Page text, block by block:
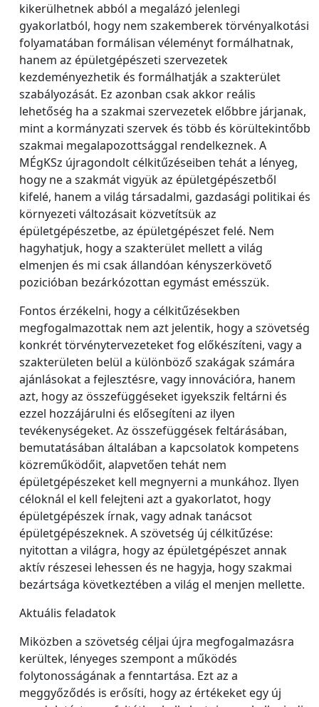
kikerülhetnek abból a megalázó jelenlegi
gyakorlatból, hogy nem szakemberek törvényalkotási
folyamatában formálisan véleményt formálhatnak,
hanem az épületgépészeti szervezetek
kezdeményezhetik és formálhatják a szakterület
szabályozását. Ez azonban csak akkor reális
lehetőség ha a szakmai szervezetek előbbre járjanak,
mint a kormányzati szervek és több és körültekintőbb
szakmai megalapozottsággal rendelkeznek. A
MÉgKSz újragondolt célkitűzéseiben tehát a lényeg,
hogy ne a szakmát vigyük az épületgépészetből
kifelé, hanem a világ társadalmi, gazdasági politikai és
környezeti változásait közvetítsük az
épületgépészetbe, az épületgépészet felé. Nem
hagyhatjuk, hogy a szakterület mellett a világ
elmenjen és mi csak állandóan kényszerkövető
pozicióban bezárkózottan egymást emésszük.
Fontos érzékelni, hogy a célkitűzésekben
megfogalmazottak nem azt jelentik, hogy a szövetség
konkrét törvénytervezeteket fog előkészíteni, vagy a
szakterületen belül a különböző szakágak számára
ajánlásokat a fejlesztésre, vagy innovációra, hanem
azt, hogy az összefüggéseket igyekszik feltárni és
ezzel hozzájárulni és elősegíteni az ilyen
tevékenységeket. Az összefüggések feltárásában,
bemutatásában általában a kapcsolatok kompetens
közreműködőit, alapvetően tehát nem
épületgépészeket kell megnyerni a munkához. Ilyen
céloknál el kell felejteni azt a gyakorlatot, hogy
épületgépészek írnak, vagy adnak tanácsot
épületgépészeknek. A szövetség új célkitűzése:
nyitottan a világra, hogy az épületgépészet annak
aktív részesei lehessen és ne hagyja, hogy szakmai
bezártsága következtében a világ el menjen mellette.
Aktuális feladatok
Miközben a szövetség céljai újra megfogalmazásra
kerültek, lényeges szempont a működés
folytonosságának a fenntartása. Ezt az a
meggyőződés is erősíti, hogy az értékeket egy új